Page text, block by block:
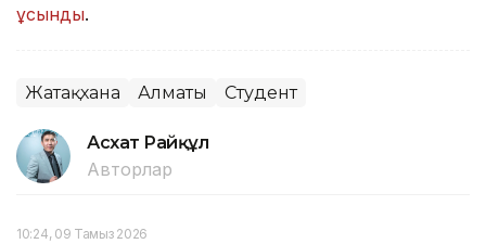
ұсынды.
Жатақхана Алматы Студент
Асхат Райқұл
Авторлар
10:24, 09 Тамыз 2026